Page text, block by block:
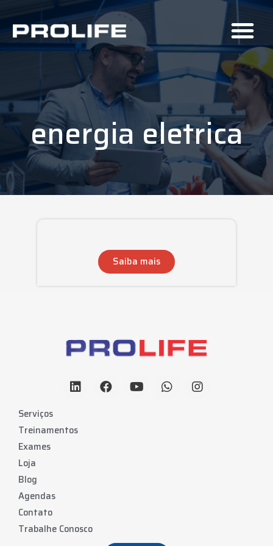
energia eletrica
Saiba mais
Serviços
Treinamentos
Exames
Loja
Blog
Agendas
Contato
Trabalhe Conosco